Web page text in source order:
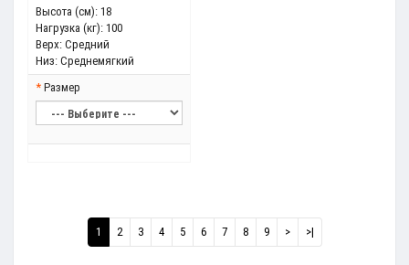
Высота (см): 18
Нагрузка (кг): 100
Верх: Средний
Низ: Среднемягкий
Размер
1 2 3 4 5 6 7 8 9 > >|